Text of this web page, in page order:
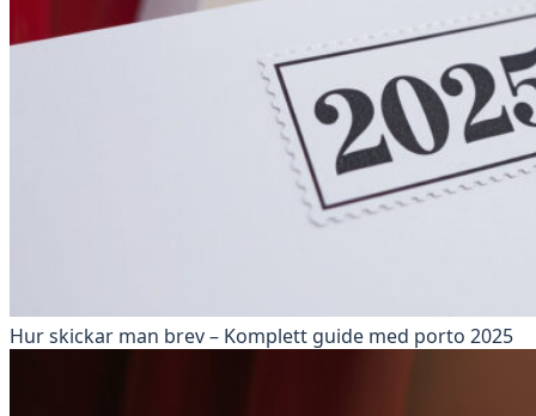
Hur skickar man brev – Komplett guide med porto 2025